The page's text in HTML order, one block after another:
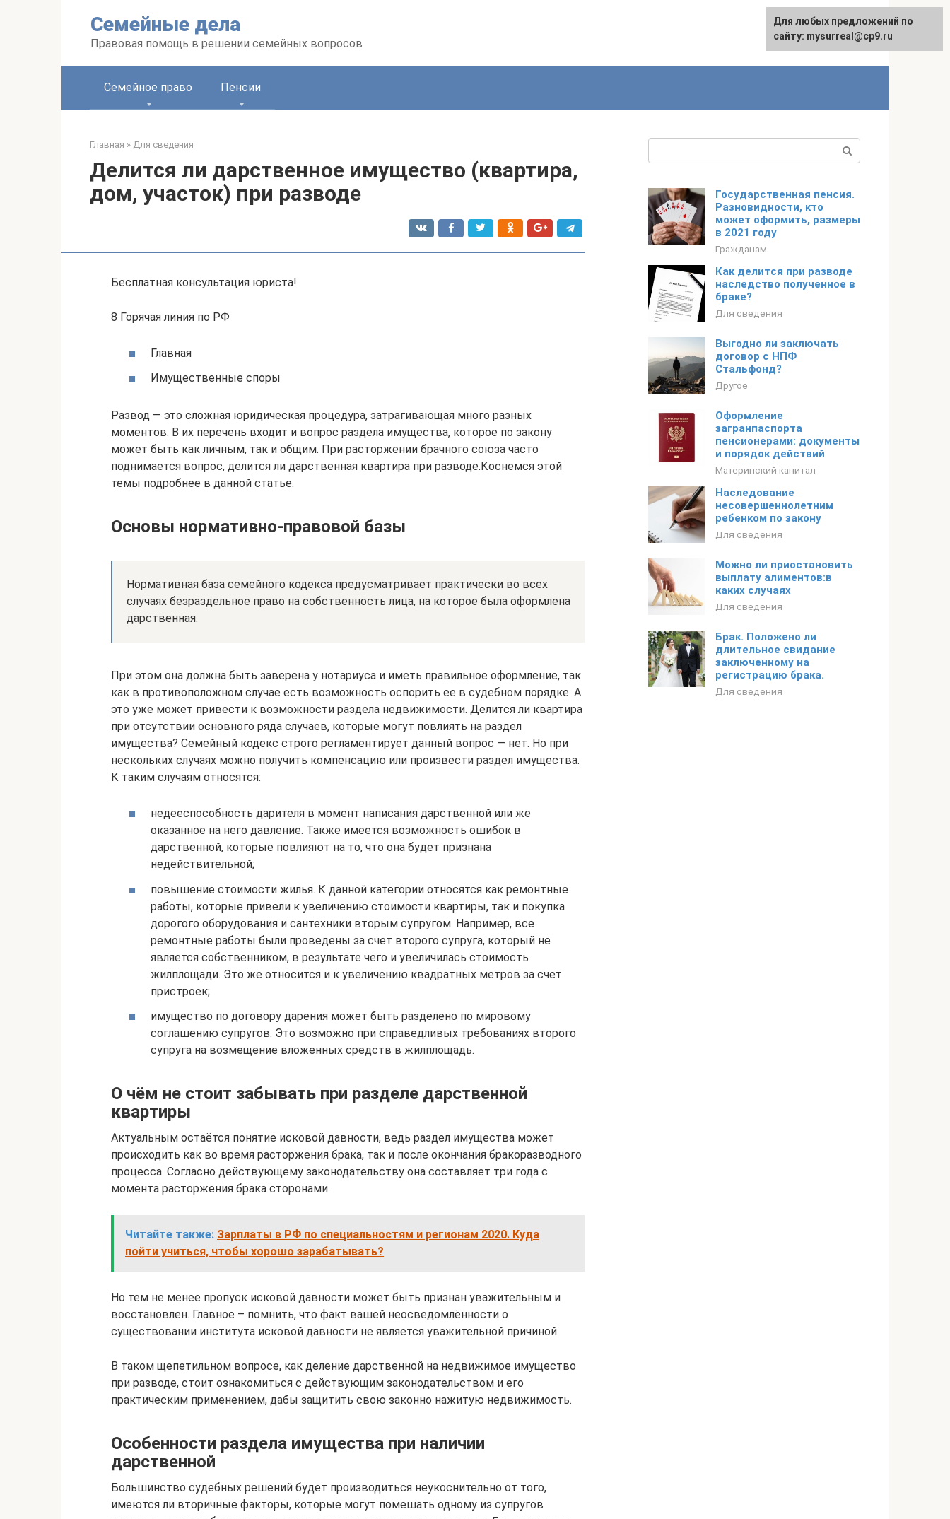
Семейные дела
Правовая помощь в решении семейных вопросов
Семейное право Пенсии
Главная » Для сведения
Делится ли дарственное имущество (квартира,
дом, участок) при разводе
Бесплатная консультация юриста!
8 Горячая линия по РФ
Главная
Имущественные споры
Развод — это сложная юридическая процедура, затрагивающая много разных
моментов. В их перечень входит и вопрос раздела имущества, которое по закону
может быть как личным, так и общим. При расторжении брачного союза часто
поднимается вопрос, делится ли дарственная квартира при разводе.Коснемся этой
темы подробнее в данной статье.
Основы нормативно-правовой базы
Нормативная база семейного кодекса предусматривает практически во всех
случаях безраздельное право на собственность лица, на которое была оформлена
дарственная.
При этом она должна быть заверена у нотариуса и иметь правильное оформление, так
как в противоположном случае есть возможность оспорить ее в судебном порядке. А
это уже может привести к возможности раздела недвижимости. Делится ли квартира
при отсутствии основного ряда случаев, которые могут повлиять на раздел
имущества? Семейный кодекс строго регламентирует данный вопрос — нет. Но при
нескольких случаях можно получить компенсацию или произвести раздел имущества.
К таким случаям относятся:
недееспособность дарителя в момент написания дарственной или же
оказанное на него давление. Также имеется возможность ошибок в
дарственной, которые повлияют на то, что она будет признана
недействительной;
повышение стоимости жилья. К данной категории относятся как ремонтные
работы, которые привели к увеличению стоимости квартиры, так и покупка
дорогого оборудования и сантехники вторым супругом. Например, все
ремонтные работы были проведены за счет второго супруга, который не
является собственником, в результате чего и увеличилась стоимость
жилплощади. Это же относится и к увеличению квадратных метров за счет
пристроек;
имущество по договору дарения может быть разделено по мировому
соглашению супругов. Это возможно при справедливых требованиях второго
супруга на возмещение вложенных средств в жилплощадь.
О чём не стоит забывать при разделе дарственной
квартиры
Актуальным остаётся понятие исковой давности, ведь раздел имущества может
происходить как во время расторжения брака, так и после окончания бракоразводного
процесса. Согласно действующему законодательству она составляет три года с
момента расторжения брака сторонами.
Читайте также: Зарплаты в РФ по специальностям и регионам 2020. Куда
пойти учиться, чтобы хорошо зарабатывать?
Но тем не менее пропуск исковой давности может быть признан уважительным и
восстановлен. Главное – помнить, что факт вашей неосведомлённости о
существовании института исковой давности не является уважительной причиной.
В таком щепетильном вопросе, как деление дарственной на недвижимое имущество
при разводе, стоит ознакомиться с действующим законодательством и его
практическим применением, дабы защитить свою законно нажитую недвижимость.
Особенности раздела имущества при наличии
дарственной
Большинство судебных решений будет производиться неукоснительно от того,
имеются ли вторичные факторы, которые могут помешать одному из супругов
Государственная пенсия.
Разновидности, кто
может оформить, размеры
в 2021 году
Гражданам
Как делится при разводе
наследство полученное в
браке?
Для сведения
Выгодно ли заключать
договор с НПФ
Стальфонд?
Другое
Оформление
загранпаспорта
пенсионерами: документы
и порядок действий
Материнский капитал
Наследование
несовершеннолетним
ребенком по закону
Для сведения
Можно ли приостановить
выплату алиментов:в
каких случаях
Для сведения
Брак. Положено ли
длительное свидание
заключенному на
регистрацию брака.
Для сведения
Для любых предложений по
сайту: mysurreal@cp9.ru